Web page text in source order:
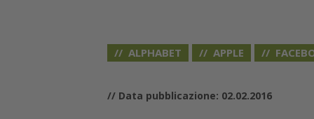
ALPHABET APPLE
// Data pubblicazione: 02.02.2016